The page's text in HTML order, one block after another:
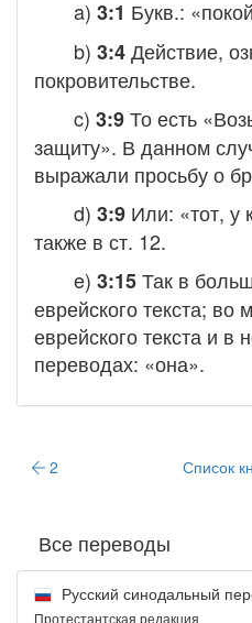
a) 3:1 Букв.:
b) 3:4Действие,
покровительстве.
c) 3:9То есть
защиту». В данном
выражали просьбу о
d) 3:9 Или: «тот, у
также в ст. 12.
e) 3:15Так в
еврейского текста; во
еврейского текста и в
переводах: «она».
2 Список
Все переводы
Русский синодальный
Протестантская редакция